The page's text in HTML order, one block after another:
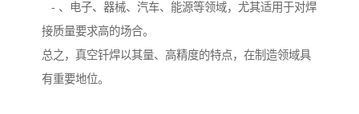
- 、电子、器械、汽车、能源等领域，尤其适用于对焊
接质量要求高的场合。
总之，真空钎焊以其量、高精度的特点，在制造领域具
有重要地位。